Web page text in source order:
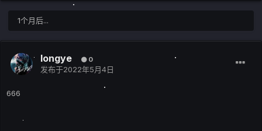
1个月后...
longye 0
发布于2022年5月4日
666